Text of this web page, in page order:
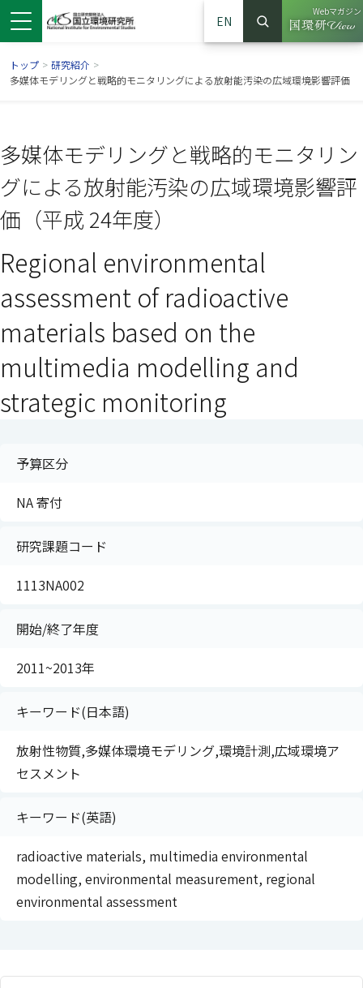
ンドウで開きます）
ウインドウで開きます）
EN
サイト内検索
検索
Webマガジン
（別ウイ
トップ > 研究紹介 >
多媒体モデリングと戦略的モニタリングによる放射能汚染の広域環境影響評価
多媒体モデリングと戦略的モニタリン
グによる放射能汚染の広域環境影響評
価（平成 24年度）
Regional environmental
assessment of radioactive
materials based on the
multimedia modelling and
strategic monitoring
予算区分
NA 寄付
研究課題コード
1113NA002
開始/終了年度
2011~2013年
キーワード(日本語)
放射性物質,多媒体環境モデリング,環境計測,広域環境ア
セスメント
キーワード(英語)
radioactive materials, multimedia environmental
modelling, environmental measurement, regional
environmental assessment